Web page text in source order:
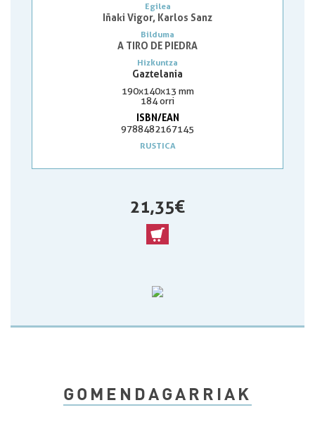
Egilea
Iñaki Vigor, Karlos Sanz
Bilduma
A TIRO DE PIEDRA
Hizkuntza
Gaztelania
190x140x13 mm
184 orri
ISBN/EAN
9788482167145
RUSTICA
21,35 €
GOMENDAGARRIAK